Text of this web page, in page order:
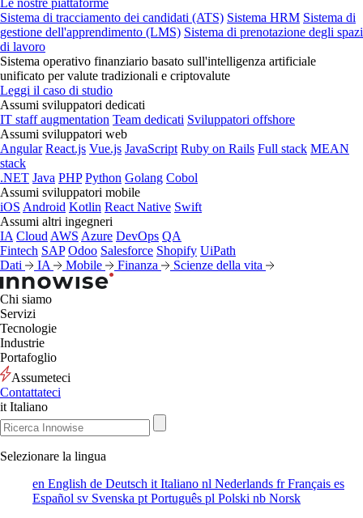
Le nostre piattaforme
Sistema di tracciamento dei candidati (ATS) Sistema HRM Sistema di
gestione dell'apprendimento (LMS) Sistema di prenotazione degli spazi
di lavoro
Sistema operativo finanziario basato sull'intelligenza artificiale
unificato per valute tradizionali e criptovalute
Leggi il caso di studio
Assumi sviluppatori dedicati
IT staff augmentation Team dedicati Sviluppatori offshore
Assumi sviluppatori web
Angular React.js Vue.js JavaScript Ruby on Rails Full stack MEAN
stack
.NET Java PHP Python Golang Cobol
Assumi sviluppatori mobile
iOS Android Kotlin React Native Swift
Assumi altri ingegneri
IA Cloud AWS Azure DevOps QA
Fintech SAP Odoo Salesforce Shopify UiPath
Dati
IA Mobile Finanza Scienze della vita
Chi siamo
Servizi
Tecnologie
Industrie
Portafoglio
Assumeteci
Contattateci
it Italiano
Selezionare la lingua
en English de Deutsch it Italiano nl Nederlands frFrançais es
Español sv Svenska pt Português pl Polski nb Norsk